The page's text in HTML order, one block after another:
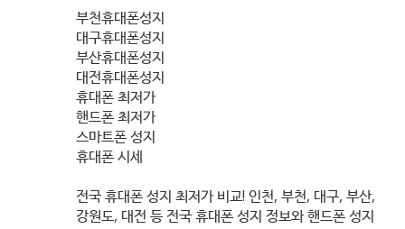
부천휴대폰성지
대구휴대폰성지
부산휴대폰성지
대전휴대폰성지
휴대폰 최저가
핸드폰 최저가
스마트폰 성지
휴대폰 시세
전국 휴대폰 성지 최저가 비교! 인천, 부천, 대구, 부산,
강원도, 대전 등 전국 휴대폰 성지 정보와 핸드폰 성지